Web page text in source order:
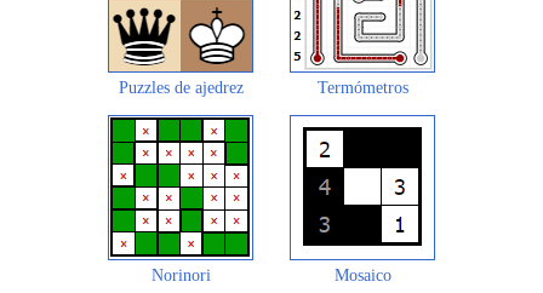
Puzzles de ajedrez Termómetros
Norinori Mosaico